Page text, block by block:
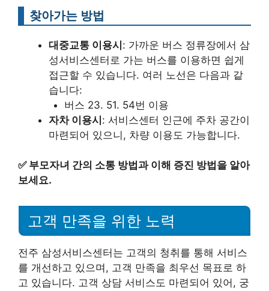
찾아가는 방법
대중교통 이용시: 가까운 버스 정류장에서 삼
성서비스센터로 가는 버스를 이용하면 쉽게
접근할 수 있습니다. 여러 노선은 다음과 같
습니다:
버스 23. 51. 54번 이용
자차 이용시: 서비스센터 인근에 주차 공간이
마련되어 있으니, 차량 이용도 가능합니다.
✅ 부모자녀 간의 소통 방법과 이해 증진 방법을 알아
보세요.
고객 만족을 위한 노력
전주 삼성서비스센터는 고객의 청취를 통해 서비스
를 개선하고 있으며, 고객 만족을 최우선 목표로 하
고 있습니다. 고객 상담 서비스도 마련되어 있어, 궁